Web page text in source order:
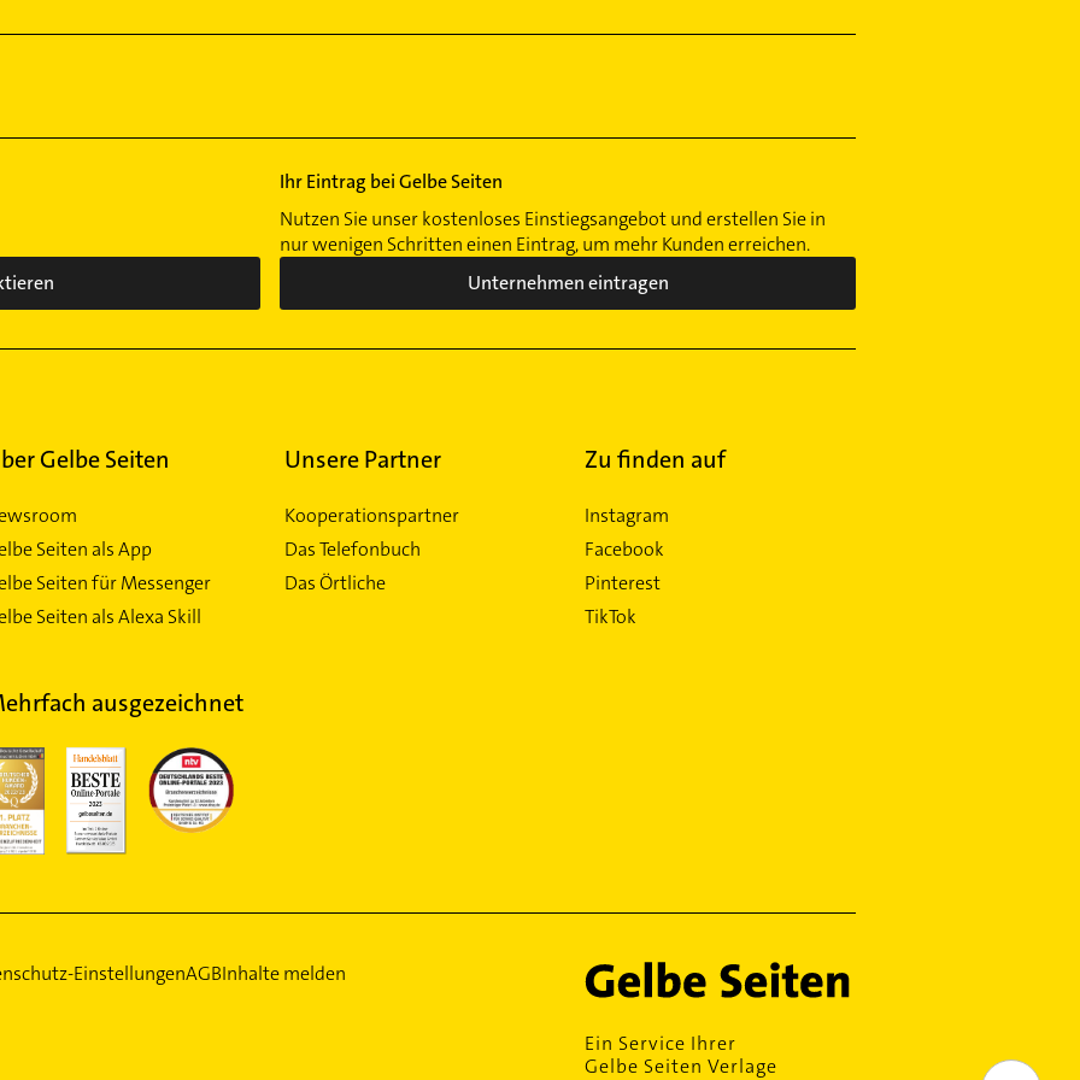
Ihr Eintrag bei Gelbe Seiten
Nutzen Sie unser kostenloses Einstiegsangebot und erstellen Sie in
nur wenigen Schritten einen Eintrag, um mehr Kunden erreichen.
Unternehmen eintragen
Gelbe Seiten
Seiten als App
Seiten für Messenger
Seiten als Alexa Skill
Unsere Partner
Kooperationspartner
Das Telefonbuch
Das Örtliche
Zu finden auf
Instagram
Facebook
Pinterest
TikTok
ausgezeichnet
EinstellungenAGBInhalte melden
Ein Service Ihrer
Gelbe Seiten Verlage